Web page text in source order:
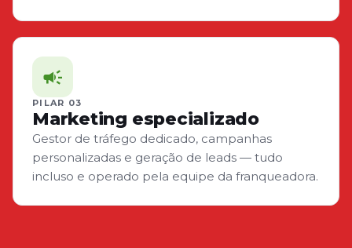
campaign
PILAR 03
Marketing especializado
Gestor de tráfego dedicado, campanhas
personalizadas e geração de leads — tudo
incluso e operado pela equipe da franqueadora.